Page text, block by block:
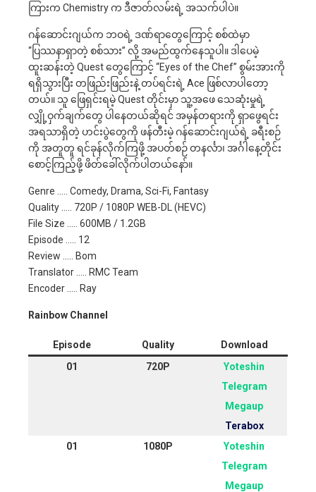
ကြားက Chemistry က ဒီဇာတ်လမ်းရဲ့ အသက်ပါပဲ။
ဂန်ဆောင်းဂျယ်က ဘဝရဲ့ ဒဏ်ရာတွေကြောင့် စစ်ထဲမှာ
“ပြဿနာရှာတဲ့ စစ်သား” လို့ အမည်ထွက်နေသူပါ။ ဒါပေမဲ့
ထူးဆန်းတဲ့ Quest တွေကြောင့် “Eyes of the Chef” စွမ်းအားကို
ရရှိသွားပြီး တဖြည်းဖြည်းနဲ့ တပ်ရင်းရဲ့ Ace ဖြစ်လာပါတော့
တယ်။ သူ ဖြေရှင်းရမဲ့ Quest တိုင်းမှာ သူ့အဖေ သေဆုံးမှုရဲ့
လျှို့ဝှက်ချက်တွေ ပါနေတယ်ဆိုရင် အမှန်တရားကို ရှာဖွေရင်း
အရသာရှိတဲ့ ဟင်းပွဲတွေကို ဖန်တီးမဲ့ ဂန်ဆောင်းဂျယ်ရဲ့ ခရီးစဉ်
ကို အတူတူ ရင်ခုန်လိုက်ကြဖို့ အပတ်စဉ် တနင်္လာ၊ အင်္ဂါနေ့တိုင်း
စောင့်ကြည့်ဖို့ ဖိတ်ခေါ်လိုက်ပါတယ်နော်။
Genre ….. Comedy, Drama, Sci-Fi, Fantasy
Quality ….. 720P / 1080P WEB-DL (HEVC)
File Size ….. 600MB / 1.2GB
Episode ….. 12
Review ….. Bom
Translator ….. RMC Team
Encoder ….. Ray
Rainbow Channel
Episode Quality
Download
01
720P
Yoteshin
Telegram
Megaup
Terabox
01
1080P
Yoteshin
Telegram
Megaup